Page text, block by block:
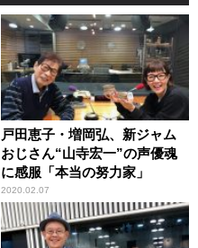
戸田恵子・増岡弘、新ジャム
おじさん“山寺宏一”の声優魂
に感服「本当の努力家」
2020.02.07